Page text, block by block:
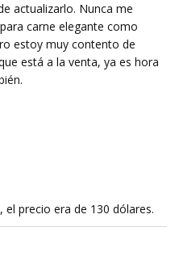
actualizarlo. Nunca me
carne elegante como
estoy muy contento de
está a la venta, ya es hora
precio era de 130 dólares.